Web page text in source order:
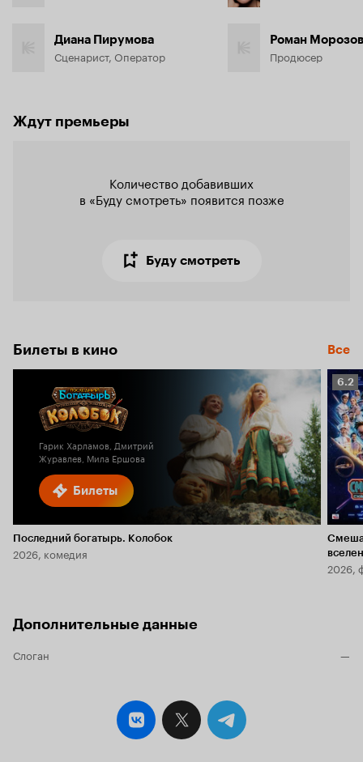
Диана Пирумова
Сценарист, Оператор
Роман Морозов
Продюсер
Ждут премьеры
Количество добавивших
в «Буду смотреть» появится позже
Буду смотреть
Билеты в кино Все
Билеты
Гарик Харламов, Дмитрий
Журавлев, Мила Ершова
Последний богатырь. Колобок
2026, комедия
6.2
6.2
2026,
Дополнительные данные
Слоган —